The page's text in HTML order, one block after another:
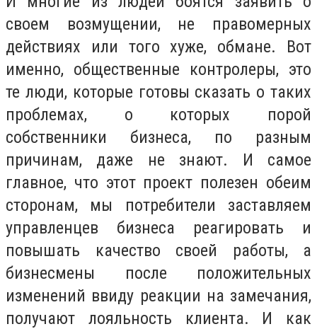
своем возмущении, не правомерных
действиях или того хуже, обмане. Вот
именно, общественные контролеры, это
те люди, которые готовы сказать о таких
проблемах, о которых порой
собственники бизнеса, по разным
причинам, даже не знают. И самое
главное, что этот проект полезен обеим
сторонам, мы потребители заставляем
управленцев бизнеса реагировать и
повышать качество своей работы, а
бизнесмены после положительных
изменений ввиду реакции на замечания,
получают лояльность клиента. И как